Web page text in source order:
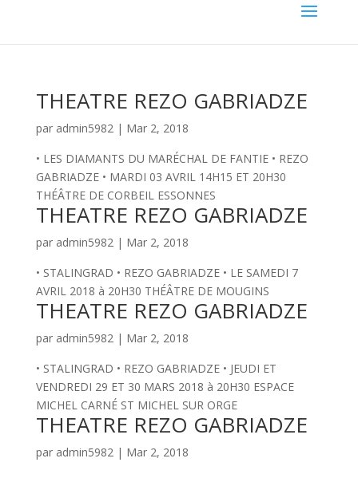
THEATRE REZO GABRIADZE
par admin5982| Mar 2, 2018
• LES DIAMANTS DU MARÉCHAL DE FANTIE • REZO
GABRIADZE • MARDI 03 AVRIL 14H15 ET 20H30
THÉÂTRE DE CORBEIL ESSONNES
THEATRE REZO GABRIADZE
par admin5982| Mar 2, 2018
• STALINGRAD • REZO GABRIADZE • LE SAMEDI 7
AVRIL 2018 à 20H30 THÉÂTRE DE MOUGINS
THEATRE REZO GABRIADZE
par admin5982| Mar 2, 2018
• STALINGRAD • REZO GABRIADZE • JEUDI ET
VENDREDI 29 ET 30 MARS 2018 à 20H30 ESPACE
MICHEL CARNÉ ST MICHEL SUR ORGE
THEATRE REZO GABRIADZE
par admin5982| Mar 2, 2018